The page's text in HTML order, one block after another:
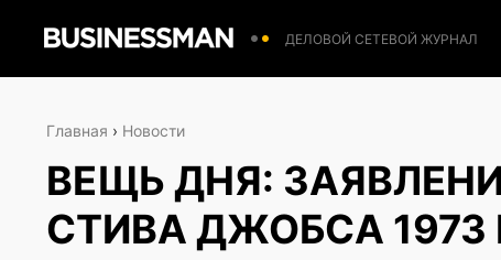
ДЕЛОВОЙ СЕТЕВОЙ ЖУРНАЛ
Главная › Новости
ВЕЩЬ ДНЯ:
СТИВА ДЖОБСА 1973